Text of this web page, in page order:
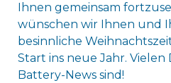
Ihnen gemeinsam
wünschen wir Ihnen und
besinnliche
Start ins neue Jahr. Vielen
Battery-News sind!